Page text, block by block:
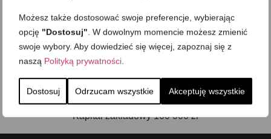
Możesz także dostosować swoje preferencje, wybierając
opcję "Dostosuj". W dowolnym momencie możesz zmienić
swoje wybory. Aby dowiedzieć się więcej, zapoznaj się z
naszą Polityką prywatności.
Dostosuj Odrzucam wszystkie Akceptuję wszystkie
NIP 8862979670
KRS 0000449777
Al. Wojska Polskiego 41/14
Kapitał zakładowy 100 000 zł